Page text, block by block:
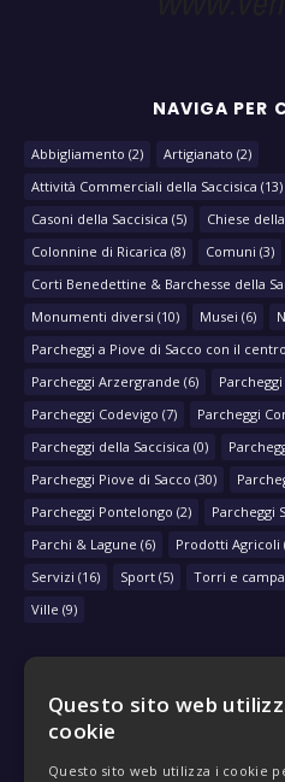
NAVIGA PER
Abbigliamento (2) Artigianato (2)
Attività Commerciali della Saccisica (13)
Casoni della Saccisica (5) Chiese
Colonnine di Ricarica (8) Comuni (3)
Corti Benedettine & Barchesse della
Monumenti diversi (10) Musei (6)
Parcheggi a Piove di Sacco con il
Parcheggi Arzergrande (6)
Parcheggi Codevigo (7) Parcheggi
Parcheggi della Saccisica (0)
Parcheggi Piove di Sacco (30)
Parcheggi Pontelongo (2) Parcheggi
Parchi & Lagune (6) Prodotti Agricoli
Servizi (16) Sport (5) Torri e
Ville (9)
NAVIGA PER
Questo sito web
cookie
Questo sito web utilizza i cookie